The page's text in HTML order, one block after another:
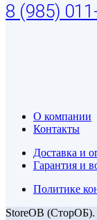
8 (985)
О компании
Контакты
Доставка и
Гарантия и
Политике
StoreOB